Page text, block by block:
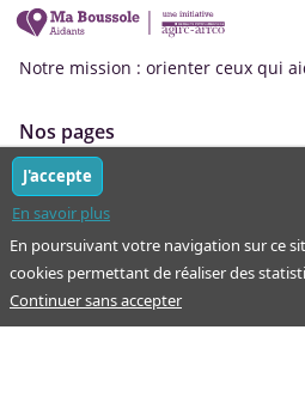
Notre mission : orienter ceux qui
Nos pages
Guide
Articles - Ma vie d'aidant
Aides financières et congés
Annuaire
À propos
Espace partenaire
Qui sommes-nous ?
Plan du site
En poursuivant votre navigation sur ce
cookies permettant de réaliser des
En savoir plus
J'accepte
Continuer sans accepter